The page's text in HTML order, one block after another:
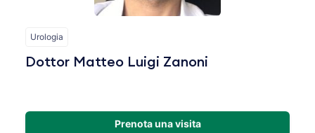
Urologia
Dottor Matteo Luigi Zanoni
Prenota una visita